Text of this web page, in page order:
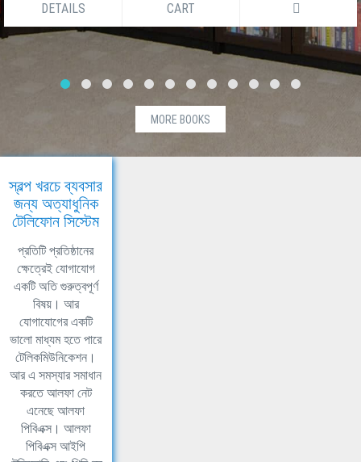
DETAILS CART
MORE BOOKS
স্বল্প খরচে ব্যবসার
জন্য অত্যাধুনিক
টেলিফোন সিস্টেম
প্রতিটি প্রতিষ্ঠানের
ক্ষেত্রেই যোগাযোগ
একটি অতি গুরুত্বপূর্ণ
বিষয়। আর
যোগাযোগের একটি
ভালো মাধ্যম হতে পারে
টেলিকমিউনিকেশন।
আর এ সমস্যার সমাধান
করতে আলফা নেট
এনেছে আলফা
পিবিএক্স। আলফা
পিবিএক্স আইপি